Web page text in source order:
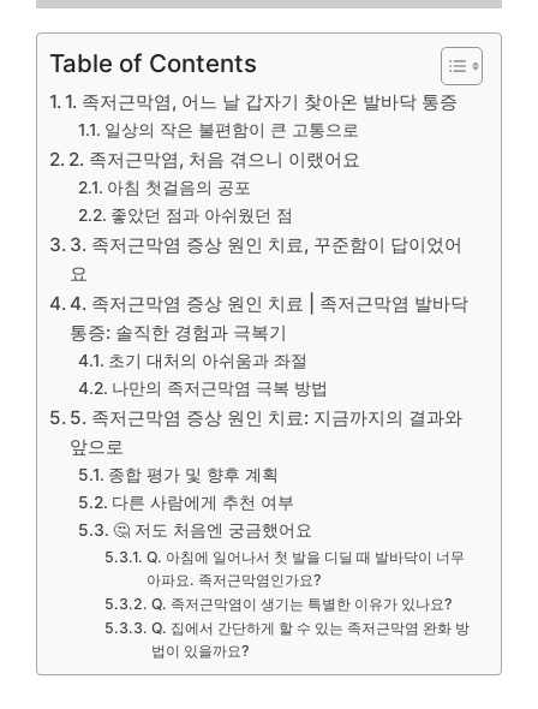
Table of Contents
1. 족저근막염, 어느 날 갑자기 찾아온 발바닥 통증
일상의 작은 불편함이 큰 고통으로
2. 족저근막염, 처음 겪으니 이랬어요
아침 첫걸음의 공포
좋았던 점과 아쉬웠던 점
3. 족저근막염 증상 원인 치료, 꾸준함이 답이었어
요
4. 족저근막염 증상 원인 치료 | 족저근막염 발바닥
통증: 솔직한 경험과 극복기
초기 대처의 아쉬움과 좌절
나만의 족저근막염 극복 방법
5. 족저근막염 증상 원인 치료: 지금까지의 결과와
앞으로
종합 평가 및 향후 계획
다른 사람에게 추천 여부
🤔 저도 처음엔 궁금했어요
Q. 아침에 일어나서 첫 발을 디딜 때 발바닥이 너무
아파요. 족저근막염인가요?
Q. 족저근막염이 생기는 특별한 이유가 있나요?
Q. 집에서 간단하게 할 수 있는 족저근막염 완화 방
법이 있을까요?